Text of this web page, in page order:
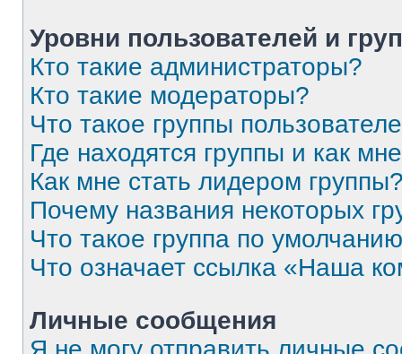
Уровни пользователей и
Кто такие администраторы?
Кто такие модераторы?
Что такое группы
Где находятся группы и как
Как мне стать лидером
Почему названия некоторых
Что такое группа по
Что означает ссылка «Наша
Личные сообщения